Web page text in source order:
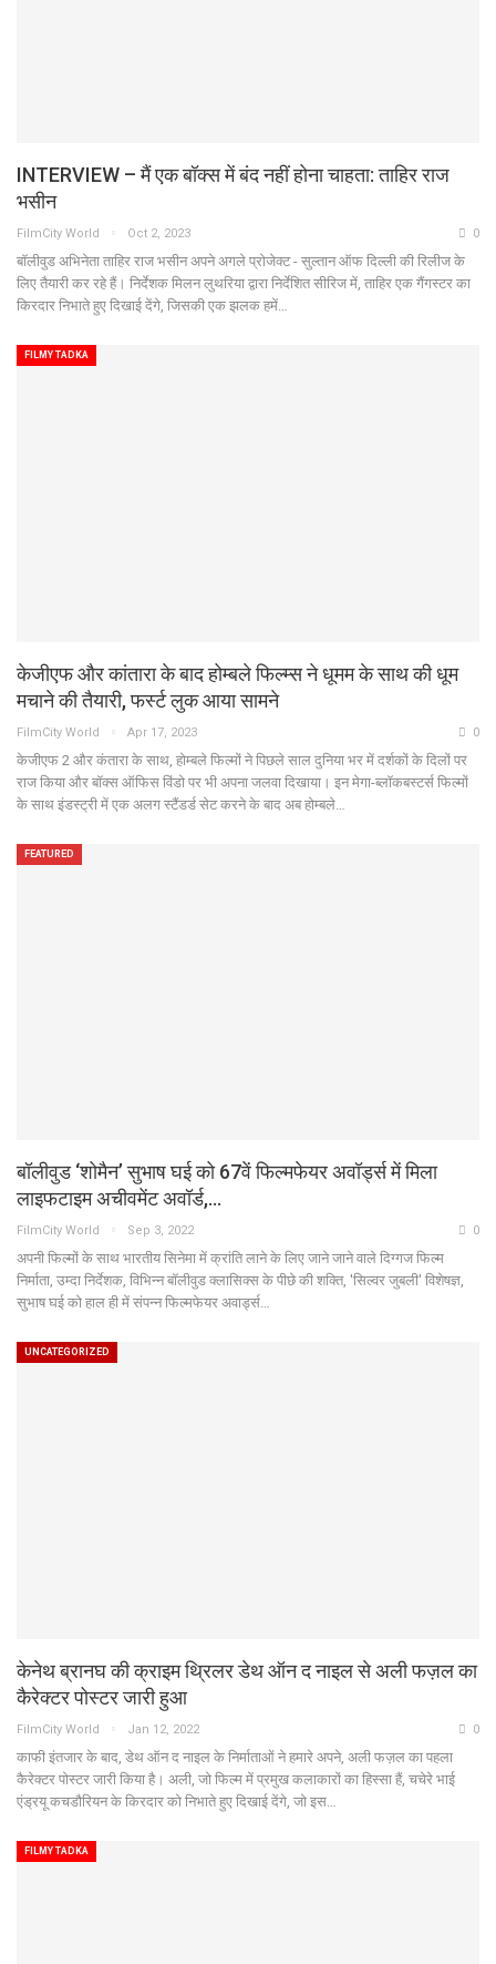
INTERVIEW – मैं एक बॉक्स में बंद नहीं होना चाहता: ताहिर राज
भसीन
FilmCity World Oct 2, 2023 0
बॉलीवुड अभिनेता ताहिर राज भसीन अपने अगले प्रोजेक्ट - सुल्तान ऑफ दिल्ली की रिलीज के
लिए तैयारी कर रहे हैं। निर्देशक मिलन लुथरिया द्वारा निर्देशित सीरिज में, ताहिर एक गैंगस्टर का
किरदार निभाते हुए दिखाई देंगे, जिसकी एक झलक हमें…
FILMY TADKA
केजीएफ और कांतारा के बाद होम्बले फिल्म्स ने धूमम के साथ की धूम
मचाने की तैयारी, फर्स्ट लुक आया सामने
FilmCity World Apr 17, 2023 0
केजीएफ 2 और कंतारा के साथ, होम्बले फिल्मों ने पिछले साल दुनिया भर में दर्शकों के दिलों पर
राज किया और बॉक्स ऑफिस विंडो पर भी अपना जलवा दिखाया। इन मेगा-ब्लॉकबस्टर्स फिल्मों
के साथ इंडस्ट्री में एक अलग स्टैंडर्ड सेट करने के बाद अब होम्बले…
FEATURED
बॉलीवुड ‘शोमैन’ सुभाष घई को 67वें फिल्मफेयर अवॉर्ड्स में मिला
लाइफटाइम अचीवमेंट अवॉर्ड,…
FilmCity World Sep 3, 2022 0
अपनी फिल्मों के साथ भारतीय सिनेमा में क्रांति लाने के लिए जाने जाने वाले दिग्गज फिल्म
निर्माता, उम्दा निर्देशक, विभिन्न बॉलीवुड क्लासिक्स के पीछे की शक्ति, 'सिल्वर जुबली' विशेषज्ञ,
सुभाष घई को हाल ही में संपन्न फिल्मफेयर अवार्ड्स…
UNCATEGORIZED
केनेथ ब्रानघ की क्राइम थ्रिलर डेथ ऑन द नाइल से अली फज़ल का
कैरेक्टर पोस्टर जारी हुआ
FilmCity World Jan 12, 2022 0
काफी इंतजार के बाद, डेथ ऑन द नाइल के निर्माताओं ने हमारे अपने, अली फज़ल का पहला
कैरेक्टर पोस्टर जारी किया है। अली, जो फिल्म में प्रमुख कलाकारों का हिस्सा हैं, चचेरे भाई
एंड्रयू कचडौरियन के किरदार को निभाते हुए दिखाई देंगे, जो इस…
FILMY TADKA